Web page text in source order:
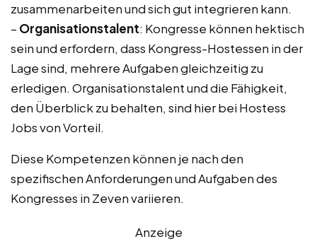
zusammenarbeiten und sich gut integrieren kann.
– Organisationstalent: Kongresse können hektisch
sein und erfordern, dass Kongress-Hostessen in der
Lage sind, mehrere Aufgaben gleichzeitig zu
erledigen. Organisationstalent und die Fähigkeit,
den Überblick zu behalten, sind hier bei Hostess
Jobs von Vorteil.
Diese Kompetenzen können je nach den
spezifischen Anforderungen und Aufgaben des
Kongresses in Zeven variieren.
Anzeige